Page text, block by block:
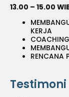
13.00 – 15.00
KERJA
RENCANA
Testimoni